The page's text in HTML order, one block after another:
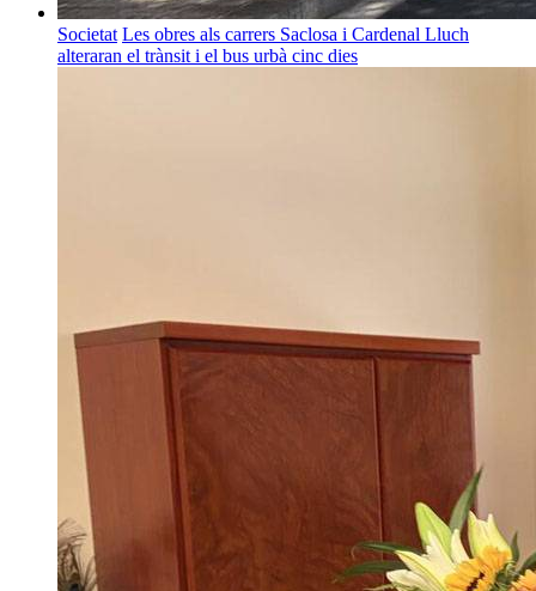
Societat Les obres als carrers Saclosa i Cardenal Lluch
alteraran el trànsit i el bus urbà cinc dies